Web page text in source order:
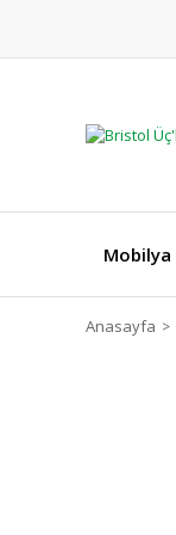
Mobilya
Anasayfa